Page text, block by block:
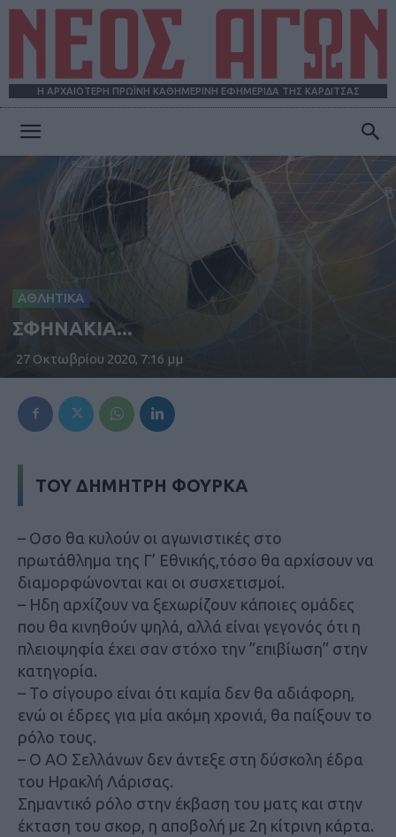
Η ΑΡΧΑΙΟΤΕΡΗ ΠΡΩΪΝΗ ΚΑΘΗΜΕΡΙΝΗ ΕΦΗΜΕΡΙΔΑ ΤΗΣ ΚΑΡΔΙΤΣΑΣ
ΑΘΛΗΤΙΚΑ
ΣΦΗΝΑΚΙΑ...
27 Οκτωβρίου 2020, 7:16 μμ
ΤΟΥ ΔΗΜΗΤΡΗ ΦΟΥΡΚΑ
– Οσο θα κυλούν οι αγωνιστικές στο
πρωτάθλημα της Γ’ Εθνικής,τόσο θα αρχίσουν να
διαμορφώνονται και οι συσχετισμοί.
– Ηδη αρχίζουν να ξεχωρίζουν κάποιες ομάδες
που θα κινηθούν ψηλά, αλλά είναι γεγονός ότι η
πλειοψηφία έχει σαν στόχο την ”επιβίωση” στην
κατηγορία.
– Το σίγουρο είναι ότι καμία δεν θα αδιάφορη,
ενώ οι έδρες για μία ακόμη χρονιά, θα παίξουν το
ρόλο τους.
– Ο ΑΟ Σελλάνων δεν άντεξε στη δύσκολη έδρα
του Ηρακλή Λάρισας.
Σημαντικό ρόλο στην έκβαση του ματς και στην
έκταση του σκορ, η αποβολή με 2η κίτρινη κάρτα.